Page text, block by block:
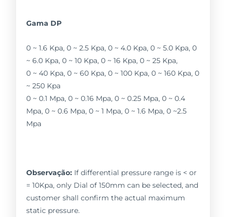
Gama DP
0 ~ 1.6 Kpa, 0 ~ 2.5 Kpa, 0 ~ 4.0 Kpa, 0 ~ 5.0 Kpa, 0
~ 6.0 Kpa, 0 ~ 10 Kpa, 0 ~ 16 Kpa, 0 ~ 25 Kpa,
0 ~ 40 Kpa, 0 ~ 60 Kpa, 0 ~ 100 Kpa, 0 ~ 160 Kpa, 0
~ 250 Kpa
0 ~ 0.1 Mpa, 0 ~ 0.16 Mpa, 0 ~ 0.25 Mpa, 0 ~ 0.4
Mpa, 0 ~ 0.6 Mpa, 0 ~ 1 Mpa, 0 ~ 1.6 Mpa, 0 ~2.5
Mpa
Observação: If differential pressure range is < or
= 10Kpa, only Dial of 150mm can be selected, and
customer shall confirm the actual maximum
static pressure.